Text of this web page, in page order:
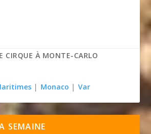
CIRQUE À MONTE-CARLO
| Monaco | Var
SEMAINE